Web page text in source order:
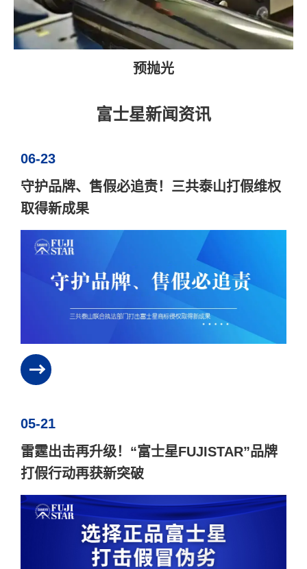
预抛光
富士星新闻资讯
06-23
守护品牌、售假必追责！三共泰山打假维权
取得新成果
05-21
雷霆出击再升级！“富士星FUJISTAR”品牌
打假行动再获新突破